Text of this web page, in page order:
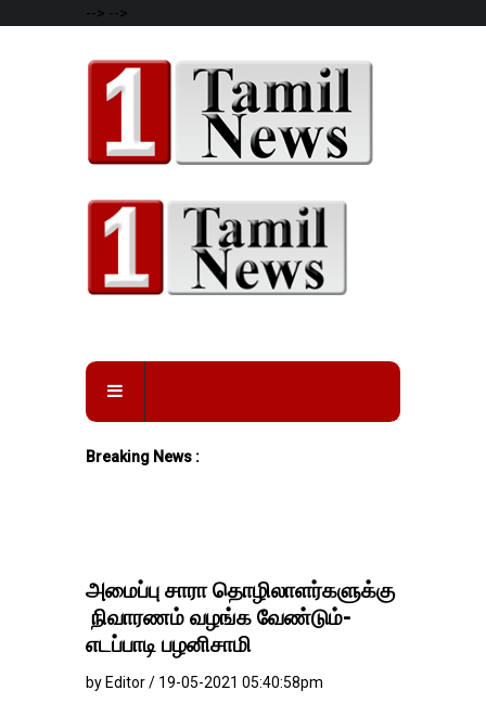
--> -->
Breaking News :
அமைப்பு சாரா தொழிலாளர்களுக்கு
நிவாரணம் வழங்க வேண்டும்-
எடப்பாடி பழனிசாமி
by Editor / 19-05-2021 05:40:58pm